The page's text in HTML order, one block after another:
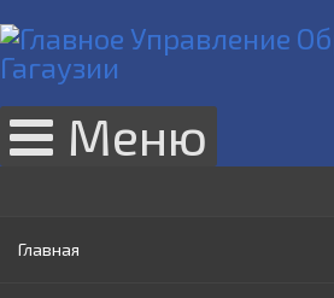
Меню
Главная